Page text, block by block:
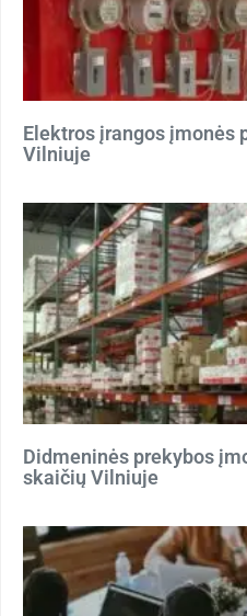
Elektros įrangos įmonės
Vilniuje
Didmeninės prekybos
skaičių Vilniuje